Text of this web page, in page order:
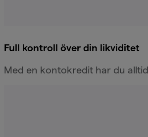
Full kontroll över din likviditet
Med en kontokredit har du